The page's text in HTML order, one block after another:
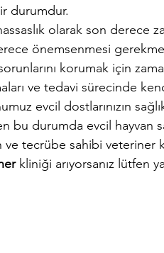
durumdur.
olarak son derece
önemsenmesi
sorunlarını korumak için
ve tedavi sürecinde
evcil dostlarınızın
bu durumda evcil hayvan
ve tecrübe sahibi veteriner
kliniği arıyorsanız lütfen